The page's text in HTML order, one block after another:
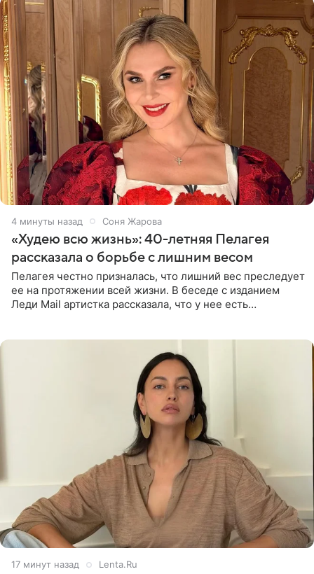
4 минуты назад Соня Жарова
«Худею всю жизнь»: 40-летняя Пелагея
рассказала о борьбе с лишним весом
Пелагея честно призналась, что лишний вес преследует
ее на протяжении всей жизни. В беседе с изданием
Леди Mail артистка рассказала, что у нее есть
17 минут назад Lenta.Ru